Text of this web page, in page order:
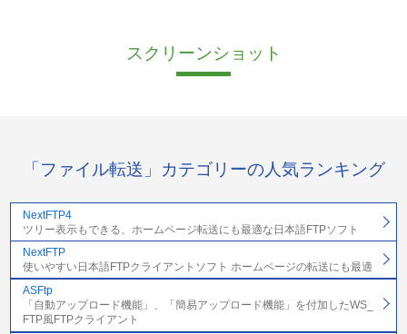
スクリーンショット
「ファイル転送」カテゴリーの人気ランキング
NextFTP4
ツリー表示もできる、ホームページ転送にも最適な日本語FTPソフト
NextFTP
使いやすい日本語FTPクライアントソフト ホームページの転送にも最適
ASFtp
「自動アップロード機能」、「簡易アップロード機能」を付加したWS_
FTP風FTPクライアント